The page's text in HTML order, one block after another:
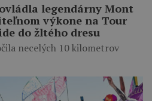
legendárny Mont
výkone na Tour
do žltého dresu
necelých 10 kilometrov